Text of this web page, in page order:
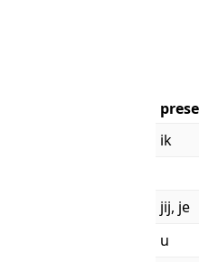
ik
jij, je
u